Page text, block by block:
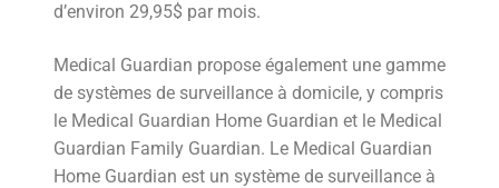
d’environ 29,95$ par mois.
Medical Guardian propose également une gamme
de systèmes de surveillance à domicile, y compris
le Medical Guardian Home Guardian et le Medical
Guardian Family Guardian. Le Medical Guardian
Home Guardian est un système de surveillance à